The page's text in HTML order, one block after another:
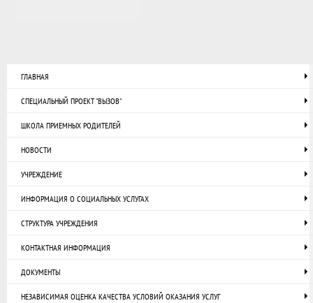
ГЛАВНАЯ
СПЕЦИАЛЬНЫЙ ПРОЕКТ "ВЫЗОВ"
ШКОЛА ПРИЕМНЫХ РОДИТЕЛЕЙ
НОВОСТИ
УЧРЕЖДЕНИЕ
ИНФОРМАЦИЯ О СОЦИАЛЬНЫХ УСЛУГАХ
СТРУКТУРА УЧРЕЖДЕНИЯ
КОНТАКТНАЯ ИНФОРМАЦИЯ
ДОКУМЕНТЫ
НЕЗАВИСИМАЯ ОЦЕНКА КАЧЕСТВА УСЛОВИЙ ОКАЗАНИЯ УСЛУГ